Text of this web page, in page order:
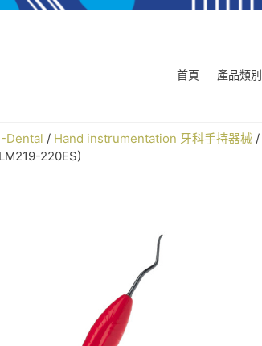
首頁 產品類別
Dental / Hand instrumentation 牙科手持器械 /
220ES)